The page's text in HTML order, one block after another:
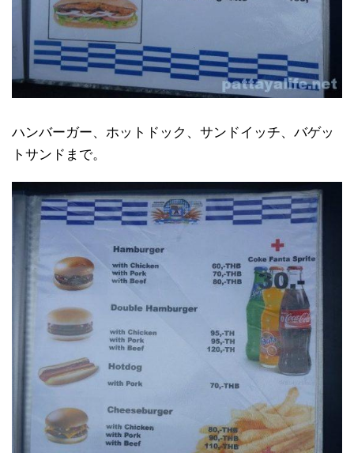
ハンバーガー、ホットドック、サンドイッチ、バゲッ
トサンドまで。